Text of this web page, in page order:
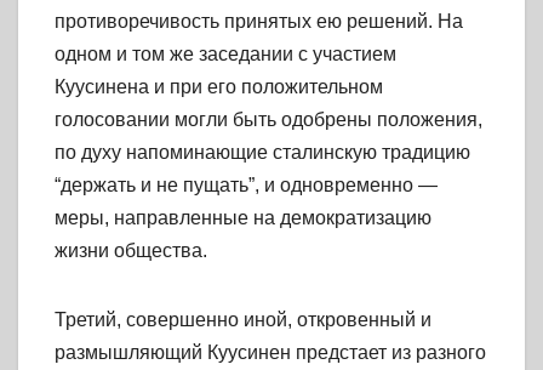
противоречивость принятых ею решений. На
одном и том же заседании с участием
Куусинена и при его положительном
голосовании могли быть одобрены положения,
по духу напоминающие сталинскую традицию
“держать и не пущать”, и одновременно —
меры, направленные на демократизацию
жизни общества.
Третий, совершенно иной, откровенный и
размышляющий Куусинен предстает из разного